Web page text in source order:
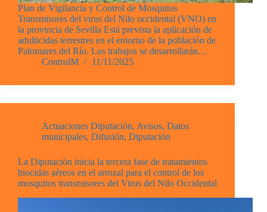
Plan de Vigilancia y Control de Mosquitos
Transmisores del virus del Nilo occidental (VNO) en
la provincia de Sevilla Está prevista la aplicación de
adulticidas terrestres en el entorno de la población de
Palomares del Río. Los trabajos se desarrollarán…
ControlM
11/11/2025
Actuaciones Diputación, Avisos, Datos
municipales, Difusión, Diputación
La Diputación inicia la tercera fase de tratamientos
biocidas aéreos en el arrozal para el control de los
mosquitos transmisores del Virus del Nilo Occidental